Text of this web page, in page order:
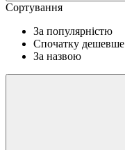
Сортування
За популярністю
Спочатку дешевше
За назвою